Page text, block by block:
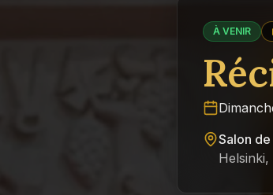
À VENIR
Salon
Helsinki,